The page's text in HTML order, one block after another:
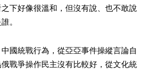
下好像很溫和，但沒有說、也不敢說
。
國統戰行為，從亞亞事件操縱言論自
戰爭操作民主沒有比較好，從文化統